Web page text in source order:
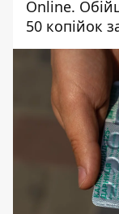
Online.
50 копійок